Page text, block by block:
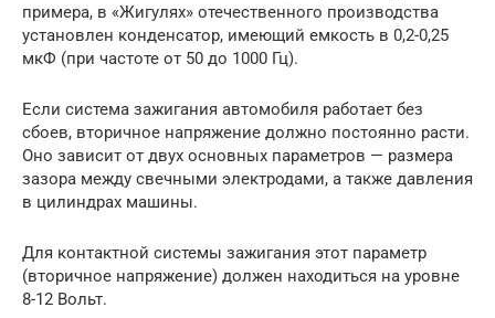
примера, в «Жигулях» отечественного производства
установлен конденсатор, имеющий емкость в 0,2-0,25
мкФ (при частоте от 50 до 1000 Гц).
Если система зажигания автомобиля работает без
сбоев, вторичное напряжение должно постоянно расти.
Оно зависит от двух основных параметров — размера
зазора между свечными электродами, а также давления
в цилиндрах машины.
Для контактной системы зажигания этот параметр
(вторичное напряжение) должен находиться на уровне
8-12 Вольт.